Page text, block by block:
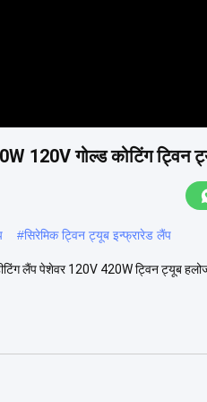
120V गोल्ड कोटिंग ट्विन
#सिरेमिक ट्विन ट्यूब इन्फ्रारेड लैंप
लैंप पेशेवर 120V 420W ट्विन ट्यूब